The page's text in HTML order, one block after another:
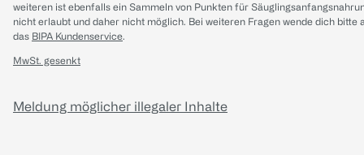
weiteren ist ebenfalls ein Sammeln von Punkten für
nicht erlaubt und daher nicht möglich. Bei weiteren Fragen wende dich bitte
das BIPA Kundenservice.
MwSt. gesenkt
Meldung möglicher illegaler Inhalte